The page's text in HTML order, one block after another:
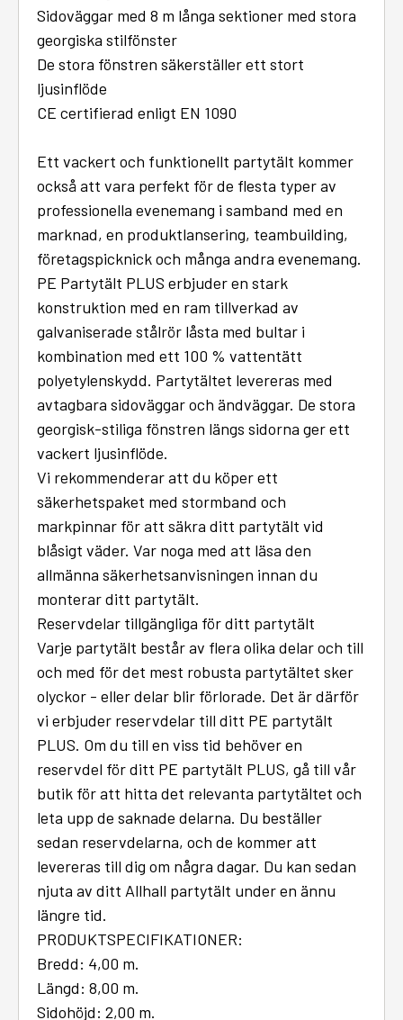
Sidoväggar med 8 m långa sektioner med stora
georgiska stilfönster
De stora fönstren säkerställer ett stort
ljusinflöde
CE certifierad enligt EN 1090
Ett vackert och funktionellt partytält kommer
också att vara perfekt för de flesta typer av
professionella evenemang i samband med en
marknad, en produktlansering, teambuilding,
företagspicknick och många andra evenemang.
PE Partytält PLUS erbjuder en stark
konstruktion med en ram tillverkad av
galvaniserade stålrör låsta med bultar i
kombination med ett 100 % vattentätt
polyetylenskydd. Partytältet levereras med
avtagbara sidoväggar och ändväggar. De stora
georgisk-stiliga fönstren längs sidorna ger ett
vackert ljusinflöde.
Vi rekommenderar att du köper ett
säkerhetspaket med stormband och
markpinnar för att säkra ditt partytält vid
blåsigt väder. Var noga med att läsa den
allmänna säkerhetsanvisningen innan du
monterar ditt partytält.
Reservdelar tillgängliga för ditt partytält
Varje partytält består av flera olika delar och till
och med för det mest robusta partytältet sker
olyckor - eller delar blir förlorade. Det är därför
vi erbjuder reservdelar till ditt PE partytält
PLUS. Om du till en viss tid behöver en
reservdel för ditt PE partytält PLUS, gå till vår
butik för att hitta det relevanta partytältet och
leta upp de saknade delarna. Du beställer
sedan reservdelarna, och de kommer att
levereras till dig om några dagar. Du kan sedan
njuta av ditt Allhall partytält under en ännu
längre tid.
PRODUKTSPECIFIKATIONER:
Bredd: 4,00 m.
Längd: 8,00 m.
Sidohöjd: 2,00 m.